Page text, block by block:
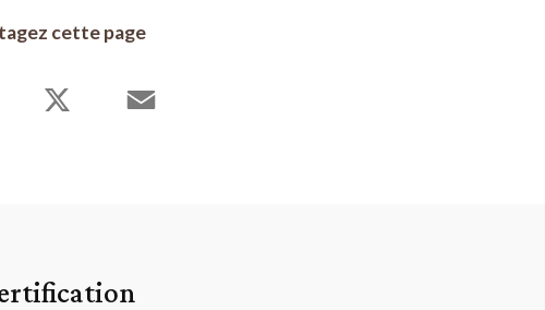
cette page